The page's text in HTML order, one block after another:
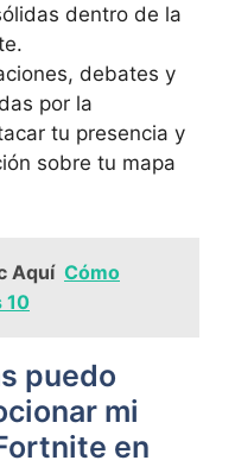
dentro de la
debates y
por la
tu presencia y
sobre tu mapa
Aquí Cómo
10
puedo
mi
en